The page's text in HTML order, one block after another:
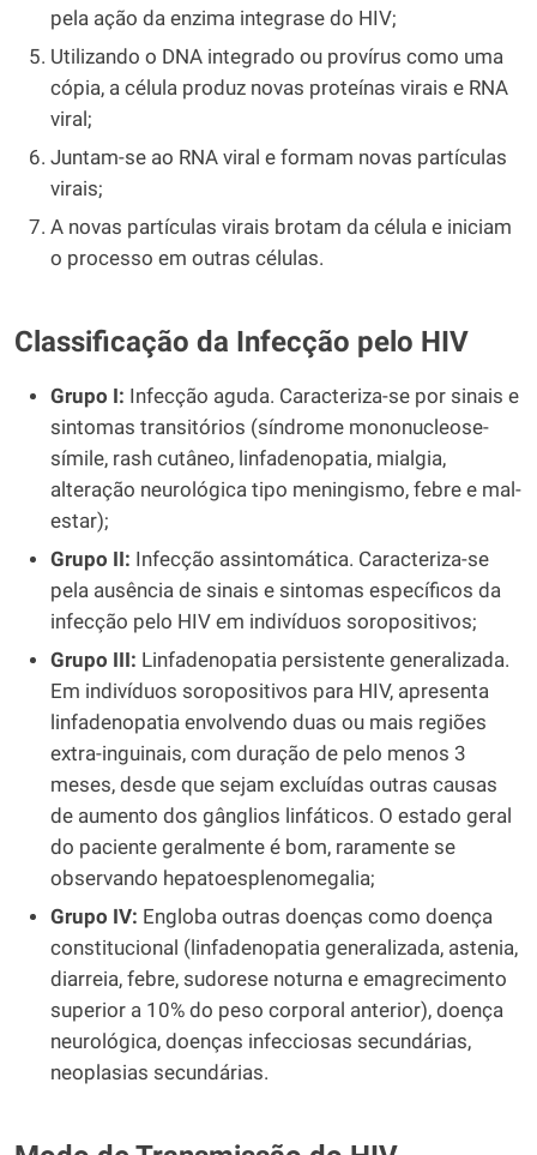
pela ação da enzima integrase do HIV;
Utilizando o DNA integrado ou provírus como uma
cópia, a célula produz novas proteínas virais e RNA
viral;
Juntam-se ao RNA viral e formam novas partículas
virais;
A novas partículas virais brotam da célula e iniciam
o processo em outras células.
Classificação da Infecção pelo HIV
Grupo I: Infecção aguda. Caracteriza-se por sinais e
sintomas transitórios (síndrome mononucleose-
símile, rash cutâneo, linfadenopatia, mialgia,
alteração neurológica tipo meningismo, febre e mal-
estar);
Grupo II: Infecção assintomática. Caracteriza-se
pela ausência de sinais e sintomas específicos da
infecção pelo HIV em indivíduos soropositivos;
Grupo III: Linfadenopatia persistente generalizada.
Em indivíduos soropositivos para HIV, apresenta
linfadenopatia envolvendo duas ou mais regiões
extra-inguinais, com duração de pelo menos 3
meses, desde que sejam excluídas outras causas
de aumento dos gânglios linfáticos. O estado geral
do paciente geralmente é bom, raramente se
observando hepatoesplenomegalia;
Grupo IV: Engloba outras doenças como doença
constitucional (linfadenopatia generalizada, astenia,
diarreia, febre, sudorese noturna e emagrecimento
superior a 10% do peso corporal anterior), doença
neurológica, doenças infecciosas secundárias,
neoplasias secundárias.